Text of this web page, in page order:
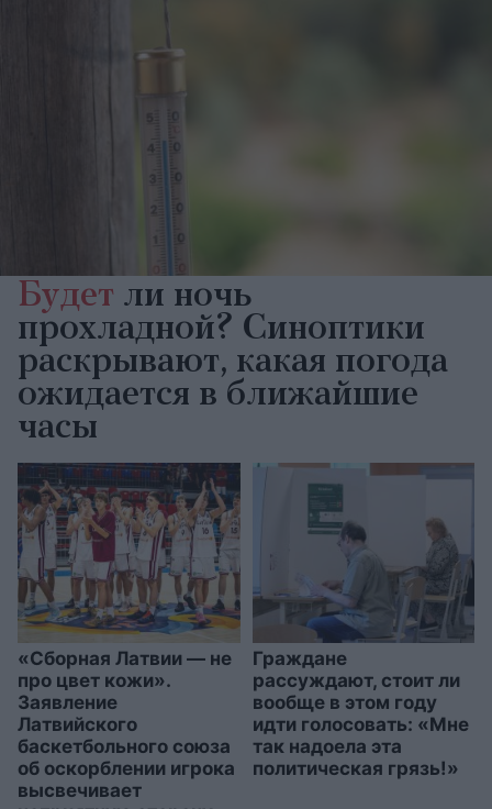
Будет ли ночь
прохладной? Синоптики
раскрывают, какая погода
ожидается в ближайшие
часы
«Сборная Латвии — не
про цвет кожи».
Заявление
Латвийского
баскетбольного союза
об оскорблении игрока
высвечивает
Граждане
рассуждают, стоит ли
вообще в этом году
идти голосовать: «Мне
так надоела эта
политическая грязь!»